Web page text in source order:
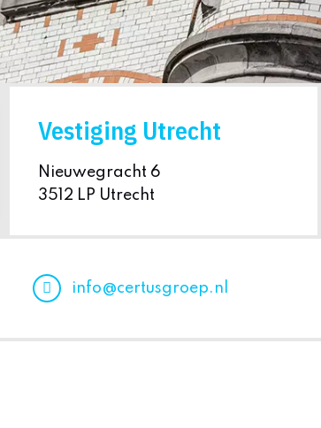
Vestiging Utrecht
Nieuwegracht 6
3512 LP Utrecht
info@certusgroep.nl